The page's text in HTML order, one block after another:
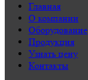
Главная
О компании
Оборудование
Продукция
Узнать цену
Контакты